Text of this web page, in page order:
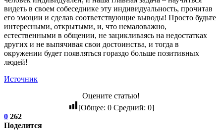
видеть в своем собеседнике эту индивидуальность, прочитав
его эмоции и сделав соответствующие выводы! Просто будьте
интересными, открытыми, и, что немаловажно,
естественными в общении, не зацикливаясь на недостатках
других и не выпячивая свои достоинства, и тогда в
окружении будет появляться гораздо больше позитивных
людей!
Источник
Оцените статью!
[Общее: 0Средний: 0]
0 262
Поделится